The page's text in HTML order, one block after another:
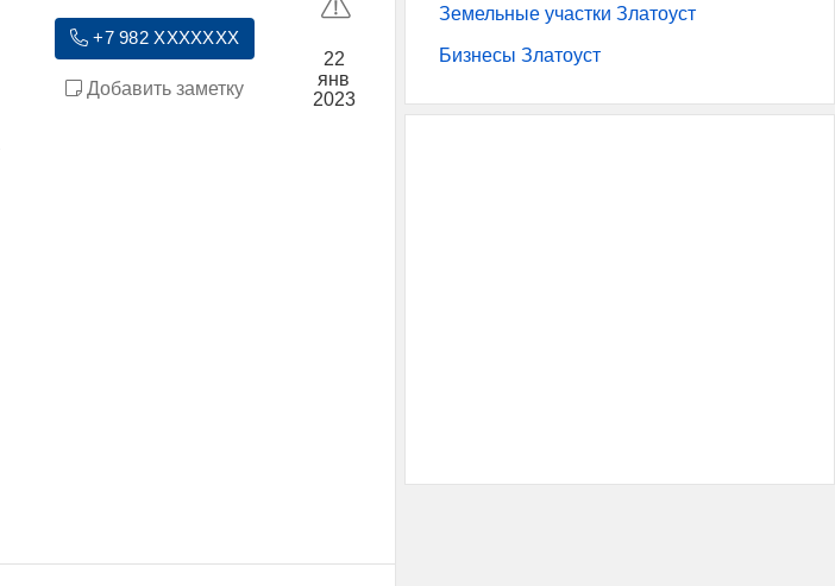
+7 982 XXXXXXX
Добавить заметку
22
янв
2023
Земельные участки Златоуст
Бизнесы Златоуст